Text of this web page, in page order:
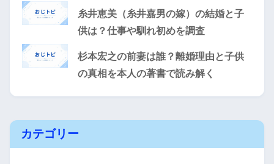
糸井恵美（糸井嘉男の嫁）の結婚と子
供は？仕事や馴れ初めを調査
杉本宏之の前妻は誰？離婚理由と子供
の真相を本人の著書で読み解く
カテゴリー